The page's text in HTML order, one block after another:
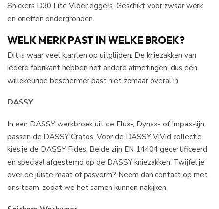
Snickers D30 Lite Vloerleggers. Geschikt voor zwaar werk
en oneffen ondergronden.
WELK MERK PAST IN WELKE BROEK?
Dit is waar veel klanten op uitglijden. De kniezakken van
iedere fabrikant hebben net andere afmetingen, dus een
willekeurige beschermer past niet zomaar overal in.
DASSY
In een DASSY werkbroek uit de Flux-, Dynax- of Impax-lijn
passen de DASSY Cratos. Voor de DASSY ViVid collectie
kies je de DASSY Fides. Beide zijn EN 14404 gecertificeerd
en speciaal afgestemd op de DASSY kniezakken. Twijfel je
over de juiste maat of pasvorm? Neem dan contact op met
ons team, zodat we het samen kunnen nakijken.